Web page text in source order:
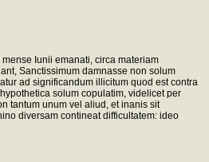
Iunii emanati, circa materiam
Sanctissimum damnasse non solum
ad significandum illicitum quod est contra
solum copulatim, videlicet per
tantum unum vel aliud, et inanis sit
diversam contineat difficultatem: ideo